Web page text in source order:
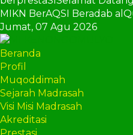
MIKN BerAQSI Beradab
Jumat, 07 Agu 2026
Beranda
Profil
Muqoddimah
Sejarah Madrasah
Visi Misi Madrasah
Akreditasi